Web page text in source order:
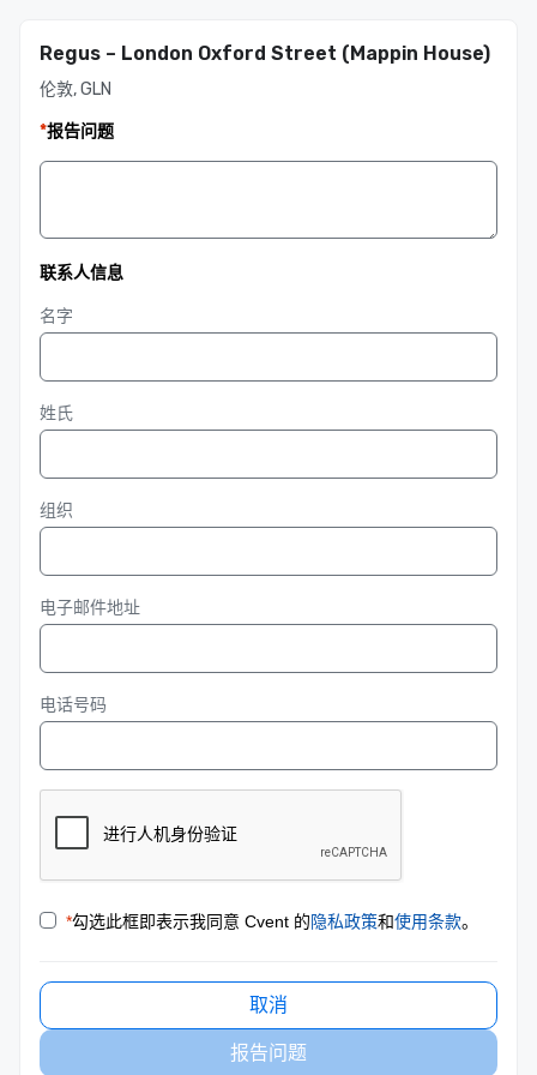
Regus – London Oxford Street (Mappin House)
伦敦, GLN
*报告问题
联系人信息
名字
姓氏
组织
电子邮件地址
电话号码
*勾选此框即表示我同意 Cvent 的隐私政策和使用条款。
取消
报告问题